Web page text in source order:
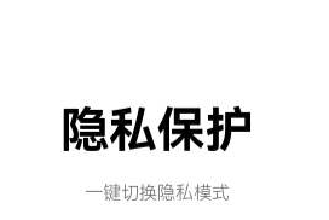
隐私保护
一键切换隐私模式